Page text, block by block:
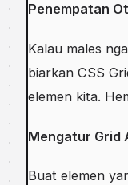
Penempatan
Kalau males
biarkan CSS
elemen kita.
Mengatur Grid
Buat elemen